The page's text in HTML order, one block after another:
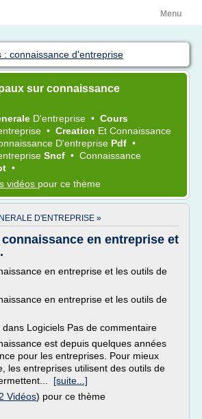
Menu
: connaissance d'entreprise
sur connaissance
D'entreprise • Cours
• Creation Et Connaissance
D'entreprise Pdf •
Sncf • Connaissance
•
vidéos pour ce thème
D'ENTREPRISE »
en entreprise et
en entreprise et les outils de
en entreprise et les outils de
Logiciels Pas de commentaire
est depuis quelques années
pour les entreprises. Pour mieux
les entreprises utilisent des outils de
[suite...]
2 Vidéos) pour ce thème